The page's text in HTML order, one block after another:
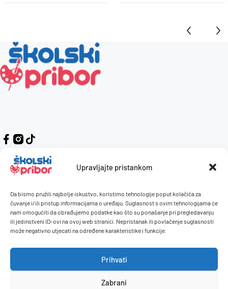
Upravljajte pristankom
Da bismo pružili najbolje iskustvo, koristimo tehnologije poput kolačića za
čuvanje i/ili pristup informacijama o uređaju. Suglasnost s ovim tehnologijama će
nam omogućiti da obrađujemo podatke kao što su ponašanje pri pregledavanju
ili jedinstveni ID-ovi na ovoj web stranici. Nepristanak ili povlačenje suglasnosti
može negativno utjecati na određene karakteristike i funkcije.
Prihvati
Zabrani
Kontakt
O nama
Naručivanje i plaćanje
Uvjeti korištenja
Pravilnik giveaway
Politika privatnosti
Povrati / reklamacije